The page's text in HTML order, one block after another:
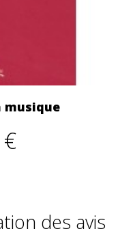
musique
des avis